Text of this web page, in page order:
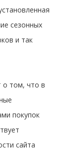
сезонных
и так
о том, что в
покупок
сайта